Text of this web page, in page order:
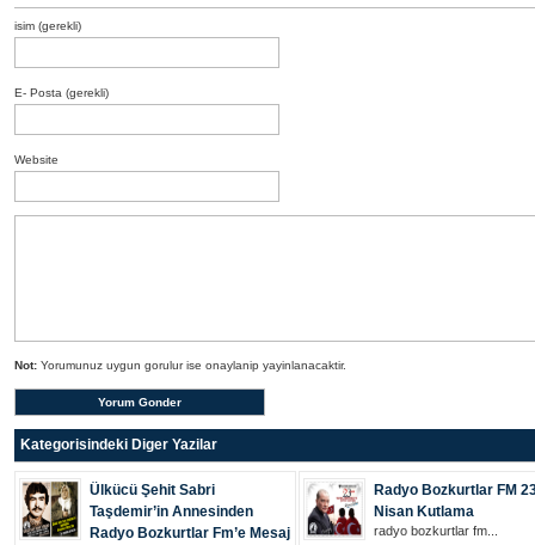
isim (gerekli)
E- Posta (gerekli)
Website
Not: Yorumunuz uygun gorulur ise onaylanip yayinlanacaktir.
Kategorisindeki Diger Yazilar
Ülkücü Şehit Sabri
Taşdemir’in Annesinden
Radyo Bozkurtlar Fm’e Mesaj
Radyo Bozkurtlar FM
Nisan Kutlama
radyo bozkurtlar fm...